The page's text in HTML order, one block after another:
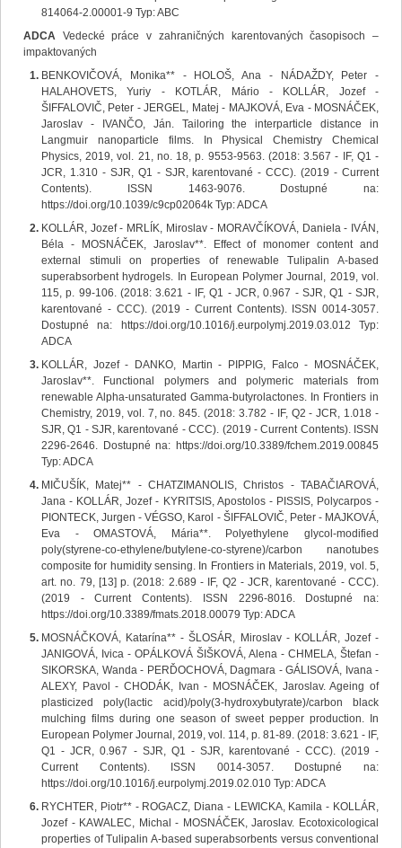
814064-2.00001-9 Typ: ABC
ADCA Vedecké práce v zahraničných karentovaných časopisoch –
impaktovaných
BENKOVIČOVÁ, Monika** - HOLOŠ, Ana - NÁDAŽDY, Peter -
HALAHOVETS, Yuriy - KOTLÁR, Mário - KOLLÁR, Jozef -
ŠIFFALOVIČ, Peter - JERGEL, Matej - MAJKOVÁ, Eva - MOSNÁČEK,
Jaroslav - IVANČO, Ján. Tailoring the interparticle distance in
Langmuir nanoparticle films. In Physical Chemistry Chemical
Physics, 2019, vol. 21, no. 18, p. 9553-9563. (2018: 3.567 - IF, Q1 -
JCR, 1.310 - SJR, Q1 - SJR, karentované - CCC). (2019 - Current
Contents). ISSN 1463-9076. Dostupné na:
https://doi.org/10.1039/c9cp02064k Typ: ADCA
KOLLÁR, Jozef - MRLÍK, Miroslav - MORAVČÍKOVÁ, Daniela - IVÁN,
Béla - MOSNÁČEK, Jaroslav**. Effect of monomer content and
external stimuli on properties of renewable Tulipalin A-based
superabsorbent hydrogels. In European Polymer Journal, 2019, vol.
115, p. 99-106. (2018: 3.621 - IF, Q1 - JCR, 0.967 - SJR, Q1 - SJR,
karentované - CCC). (2019 - Current Contents). ISSN 0014-3057.
Dostupné na: https://doi.org/10.1016/j.eurpolymj.2019.03.012 Typ:
ADCA
KOLLÁR, Jozef - DANKO, Martin - PIPPIG, Falco - MOSNÁČEK,
Jaroslav**. Functional polymers and polymeric materials from
renewable Alpha-unsaturated Gamma-butyrolactones. In Frontiers in
Chemistry, 2019, vol. 7, no. 845. (2018: 3.782 - IF, Q2 - JCR, 1.018 -
SJR, Q1 - SJR, karentované - CCC). (2019 - Current Contents). ISSN
2296-2646. Dostupné na: https://doi.org/10.3389/fchem.2019.00845
Typ: ADCA
MIČUŠÍK, Matej** - CHATZIMANOLIS, Christos - TABAČIAROVÁ,
Jana - KOLLÁR, Jozef - KYRITSIS, Apostolos - PISSIS, Polycarpos -
PIONTECK, Jurgen - VÉGSO, Karol - ŠIFFALOVIČ, Peter - MAJKOVÁ,
Eva - OMASTOVÁ, Mária**. Polyethylene glycol-modified
poly(styrene-co-ethylene/butylene-co-styrene)/carbon nanotubes
composite for humidity sensing. In Frontiers in Materials, 2019, vol. 5,
art. no. 79, [13] p. (2018: 2.689 - IF, Q2 - JCR, karentované - CCC).
(2019 - Current Contents). ISSN 2296-8016. Dostupné na:
https://doi.org/10.3389/fmats.2018.00079 Typ: ADCA
MOSNÁČKOVÁ, Katarína** - ŠLOSÁR, Miroslav - KOLLÁR, Jozef -
JANIGOVÁ, Ivica - OPÁLKOVÁ ŠIŠKOVÁ, Alena - CHMELA, Štefan -
SIKORSKA, Wanda - PERĎOCHOVÁ, Dagmara - GÁLISOVÁ, Ivana -
ALEXY, Pavol - CHODÁK, Ivan - MOSNÁČEK, Jaroslav. Ageing of
plasticized poly(lactic acid)/poly(3-hydroxybutyrate)/carbon black
mulching films during one season of sweet pepper production. In
European Polymer Journal, 2019, vol. 114, p. 81-89. (2018: 3.621 - IF,
Q1 - JCR, 0.967 - SJR, Q1 - SJR, karentované - CCC). (2019 -
Current Contents). ISSN 0014-3057. Dostupné na:
https://doi.org/10.1016/j.eurpolymj.2019.02.010 Typ: ADCA
RYCHTER, Piotr** - ROGACZ, Diana - LEWICKA, Kamila - KOLLÁR,
Jozef - KAWALEC, Michal - MOSNÁČEK, Jaroslav. Ecotoxicological
properties of Tulipalin A-based superabsorbents versus conventional